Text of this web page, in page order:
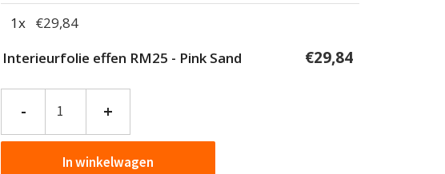
1x €29,84
Interieurfolie effen RM25 - Pink Sand
€29,84
-
RM25
+
In winkelwagen